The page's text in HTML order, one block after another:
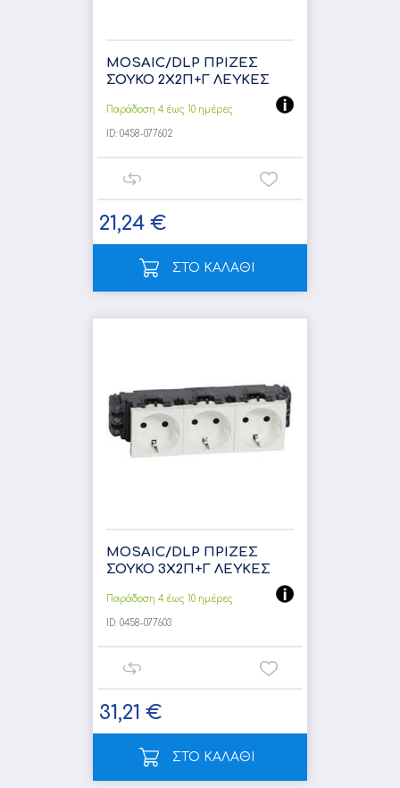
MOSAIC/DLP ΠΡΙΖΕΣ
ΣΟΥΚΟ 2Χ2Π+Γ ΛΕΥΚΕΣ
Παράδοση 4 έως 10 ημέρες
ID: 0458-077602
21,24 €
ΣΤΟ ΚΑΛΑΘΙ
MOSAIC/DLP ΠΡΙΖΕΣ
ΣΟΥΚΟ 3Χ2Π+Γ ΛΕΥΚΕΣ
Παράδοση 4 έως 10 ημέρες
ID: 0458-077603
31,21 €
ΣΤΟ ΚΑΛΑΘΙ